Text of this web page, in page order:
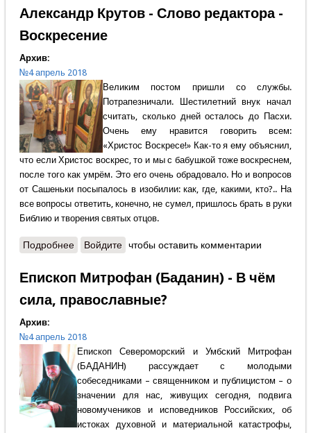
Александр Крутов - Слово редактора -
Воскресение
Архив:
№4 апрель 2018
Великим постом пришли со службы.
Потрапезничали. Шестилетний внук начал
считать, сколько дней осталось до Пасхи.
Очень ему нравится говорить всем:
«Христос Воскресе!» Как-то я ему объяснил,
что если Христос воскрес, то и мы с бабушкой тоже воскреснем,
после того как умрём. Это его очень обрадовало. Но и вопросов
от Сашеньки посыпалось в изобилии: как, где, какими, кто?.. На
все вопросы ответить, конечно, не сумел, пришлось брать в руки
Библию и творения святых отцов.
Подробнеео Александр Крутов - Слово редактора -
Войдите чтобы оставить комментарии
Епископ Митрофан (Баданин) - В чём
сила, православные?
Архив:
№4 апрель 2018
Епископ Североморский и Умбский Митрофан
(БАДАНИН) рассуждает с молодыми
собеседниками – священником и публицистом – о
значении для нас, живущих сегодня, подвига
новомучеников и исповедников Российских, об
истоках духовной и материальной катастрофы,